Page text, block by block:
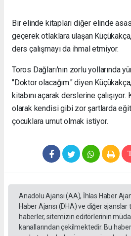
Bir elinde kitapları diğer elinde
geçerek otlaklara ulaşan
ders çalışmayı da ihmal etmiyor.
Toros Dağları'nın zorlu yollarında
"Doktor olacağım." diyen
kitabını açarak derslerine
olarak kendisi gibi zor şartlarda
çocuklara umut olmak istiyor.
Anadolu Ajansı (AA), İhlas Haber
Haber Ajansı (DHA) ve diğer
haberler, sitemizin editörlerinin
kanallarından çekilmektedir. Bu